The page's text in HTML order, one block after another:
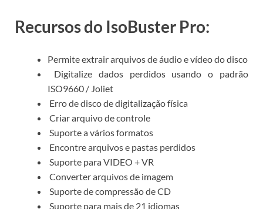
Recursos do IsoBuster Pro:
Permite extrair arquivos de áudio e vídeo do disco
Digitalize dados perdidos usando o padrão
ISO9660 / Joliet
Erro de disco de digitalização física
Criar arquivo de controle
Suporte a vários formatos
Encontre arquivos e pastas perdidos
Suporte para VIDEO + VR
Converter arquivos de imagem
Suporte de compressão de CD
Suporte para mais de 21 idiomas